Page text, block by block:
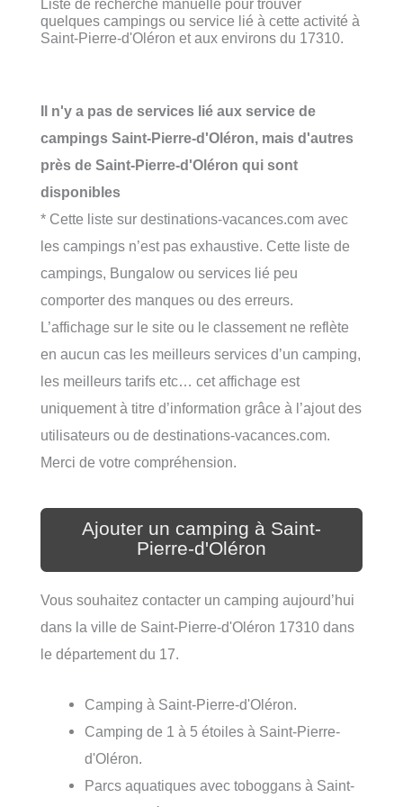
Liste de recherche manuelle pour trouver
quelques campings ou service lié à cette activité à
Saint-Pierre-d'Oléron et aux environs du 17310.
Il n'y a pas de services lié aux service de
campings Saint-Pierre-d'Oléron, mais d'autres
près de Saint-Pierre-d'Oléron qui sont
disponibles
* Cette liste sur destinations-vacances.com avec
les campings n’est pas exhaustive. Cette liste de
campings, Bungalow ou services lié peu
comporter des manques ou des erreurs.
L’affichage sur le site ou le classement ne reflète
en aucun cas les meilleurs services d’un camping,
les meilleurs tarifs etc… cet affichage est
uniquement à titre d’information grâce à l’ajout des
utilisateurs ou de destinations-vacances.com.
Merci de votre compréhension.
Ajouter un camping à Saint-
Pierre-d'Oléron
Vous souhaitez contacter un camping aujourd’hui
dans la ville de Saint-Pierre-d'Oléron 17310 dans
le département du 17.
Camping à Saint-Pierre-d'Oléron.
Camping de 1 à 5 étoiles à Saint-Pierre-
d'Oléron.
Parcs aquatiques avec toboggans à Saint-